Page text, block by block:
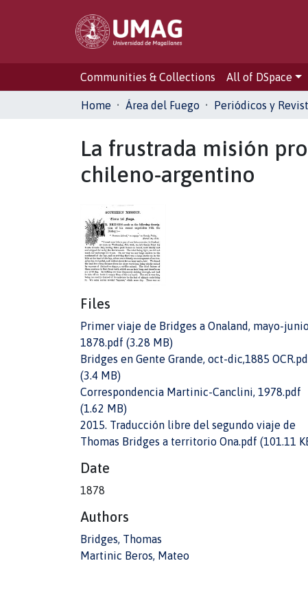
Communities & Collections All of DSpace
Home Área del Fuego Periódicos y
La frustrada misión
chileno-argentino
Files
Primer viaje de Bridges a Onaland, mayo-
1878.pdf (3.28 MB)
Bridges en Gente Grande, oct-dic,1885
(3.4 MB)
Correspondencia Martinic-Canclini, 1978.pdf
(1.62 MB)
2015. Traducción libre del segundo viaje de
Thomas Bridges a territorio Ona.pdf (101.11
Date
1878
Authors
Bridges, Thomas
Martinic Beros, Mateo